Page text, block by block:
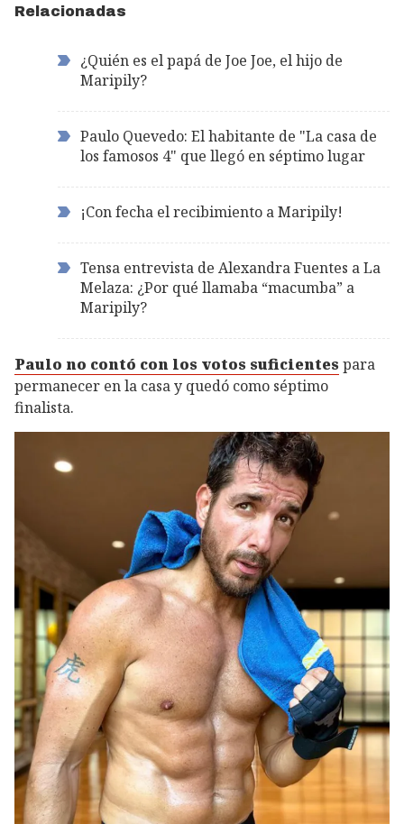
Relacionadas
¿Quién es el papá de Joe Joe, el hijo de
Maripily?
Paulo Quevedo: El habitante de "La casa de
los famosos 4" que llegó en séptimo lugar
¡Con fecha el recibimiento a Maripily!
Tensa entrevista de Alexandra Fuentes a La
Melaza: ¿Por qué llamaba “macumba” a
Maripily?
Paulo no contó con los votos suficientes para
permanecer en la casa y quedó como séptimo
finalista.